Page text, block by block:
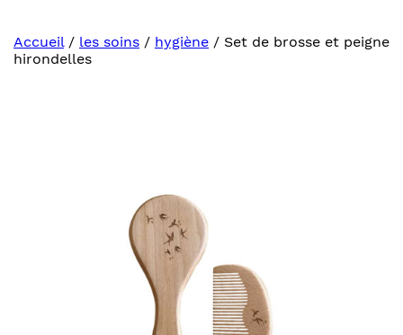
Accueil/ les soins / hygiène / Set de brosse et peigne
hirondelles